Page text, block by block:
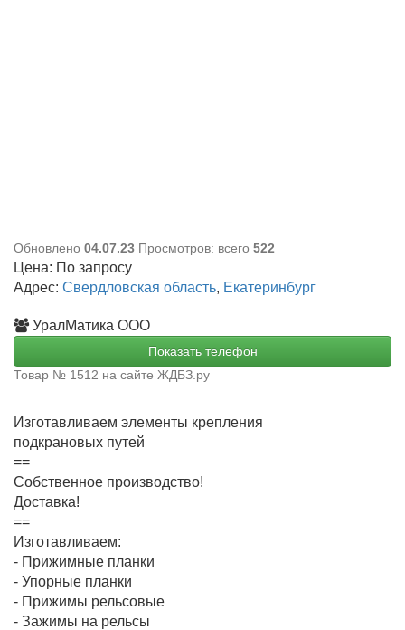
Обновлено 04.07.23 Просмотров: всего 522
Цена: По запросу
Адрес: Свердловская область, Екатеринбург
УралМатика ООО
Показать телефон
Товар № 1512 на сайте ЖДБЗ.ру
Изготавливаем элементы крепления
подкрановых путей
==
Собственное производство!
Доставка!
==
Изготавливаем:
- Прижимные планки
- Упорные планки
- Прижимы рельсовые
- Зажимы на рельсы